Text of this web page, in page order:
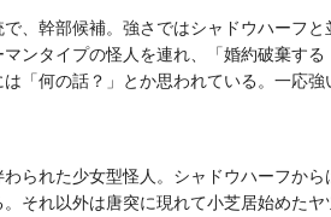
、幹部候補。強さではシャドウハーフと
ンタイプの怪人を連れ、「婚約破棄する
「何の話？」とか思われている。一応強
られた少女型怪人。シャドウハーフか
それ以外は唐突に現れて小芝居始めたヤ